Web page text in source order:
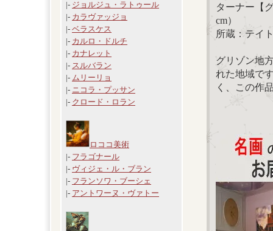
|- ジョルジュ・ラトゥール
|- カラヴァッジョ
|- ベラスケス
|- カルロ・ドルチ
|- カナレット
|- スルバラン
|- ムリーリョ
|- ニコラ・プッサン
|- クロード・ロラン
ロココ美術
|- フラゴナール
|- ヴィジェ・ル・ブラン
|- フランソワ・ブーシェ
|- アントワーヌ・ヴァトー
ターナー【
cm）
所蔵：テイ
グリゾン地
れた地域で
く、この作